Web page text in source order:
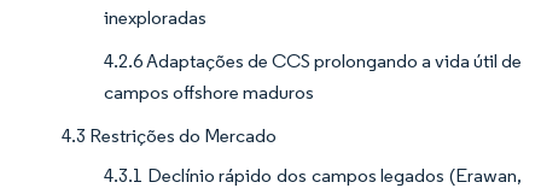
inexploradas
4.2.6 Adaptações de CCS prolongando a vida útil de
campos offshore maduros
4.3 Restrições do Mercado
4.3.1 Declínio rápido dos campos legados (Erawan,